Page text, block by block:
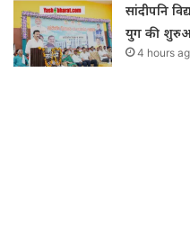
सांदीपनि
युग की
4 hours